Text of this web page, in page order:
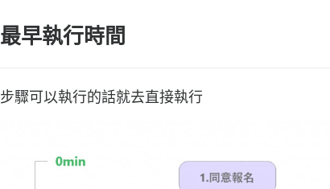
最早執行時間
步驟可以執行的話就去直接執行